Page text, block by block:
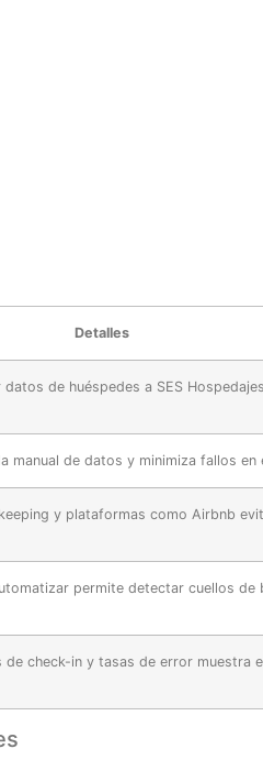
Detalles
de huéspedes a SES
manual de datos y minimiza fallos
y plataformas como Airbnb
permite detectar cuellos de
check-in y tasas de error muestra